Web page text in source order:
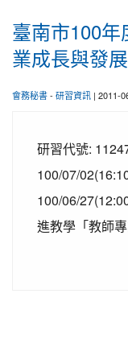
臺南市100
業成長與發展
會務秘書- 研習資訊 | 2011-
研習代號:
100/07/
100/06/
進教學「教師